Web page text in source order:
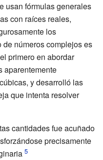
usan fórmulas generales
con raíces reales,
los
de números complejos es
primero en abordar
aparentemente
y desarrolló las
que intenta resolver
cantidades fue acuñado
precisamente